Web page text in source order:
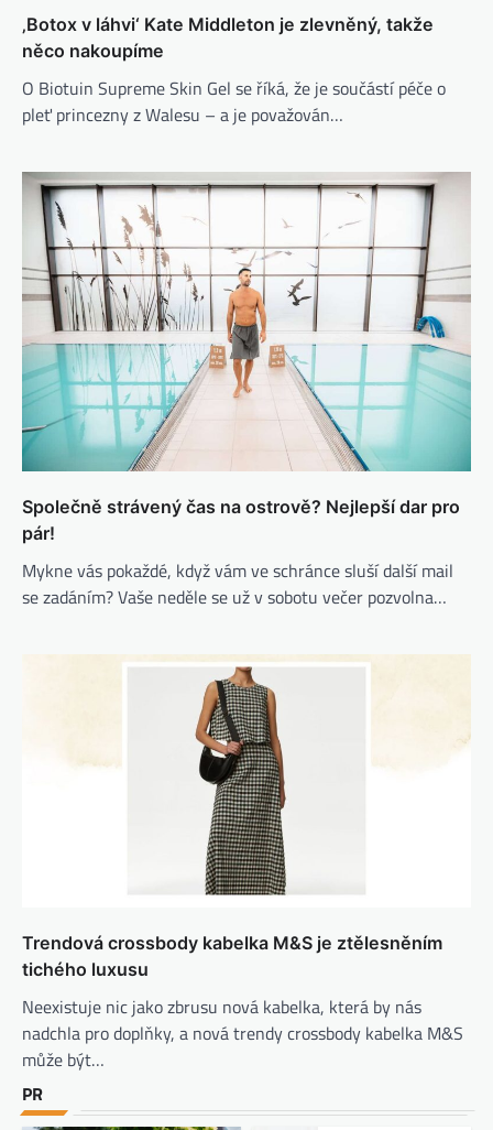
‚Botox v láhvi‘ Kate Middleton je zlevněný, takže
něco nakoupíme
O Biotuin Supreme Skin Gel se říká, že je součástí péče o
pleť princezny z Walesu – a je považován…
Společně strávený čas na ostrově? Nejlepší dar pro
pár!
Mykne vás pokaždé, když vám ve schránce sluší další mail
se zadáním? Vaše neděle se už v sobotu večer pozvolna…
Trendová crossbody kabelka M&S je ztělesněním
tichého luxusu
Neexistuje nic jako zbrusu nová kabelka, která by nás
nadchla pro doplňky, a nová trendy crossbody kabelka M&S
může být…
PR